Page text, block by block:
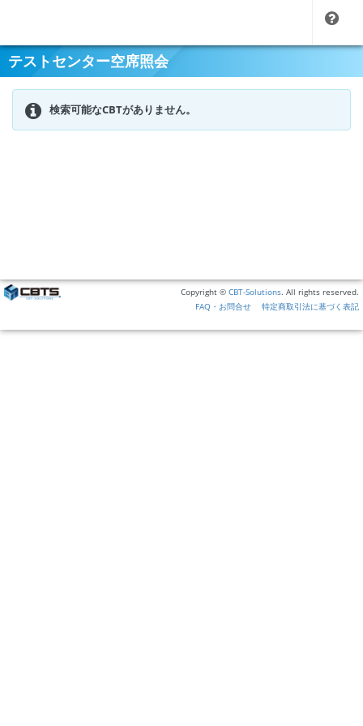
テストセンター空席照会
検索可能なCBTがありません。
Copyright © CBT-Solutions. All rights reserved.
FAQ・お問合せ
特定商取引法に基づく表記